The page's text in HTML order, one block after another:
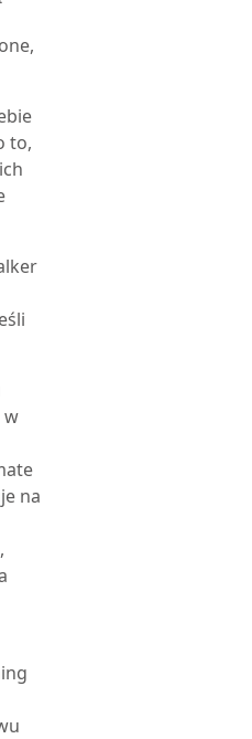
to,
w
na